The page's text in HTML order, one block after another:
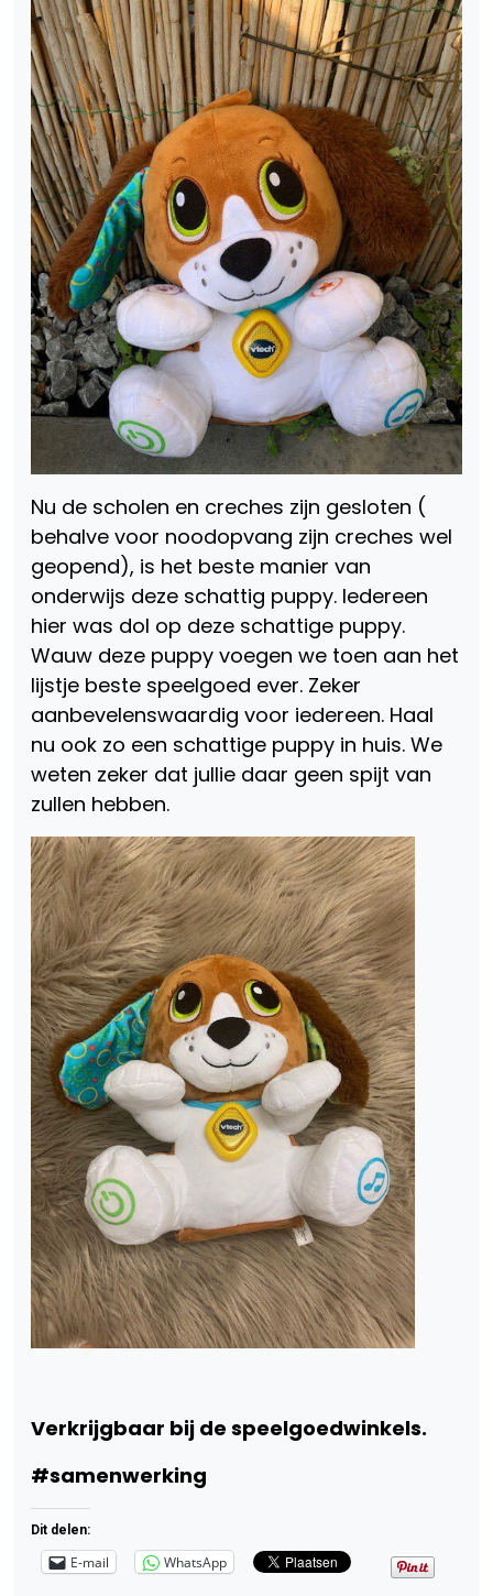
Nu de scholen en creches zijn gesloten (
behalve voor noodopvang zijn creches wel
geopend), is het beste manier van
onderwijs deze schattig puppy. Iedereen
hier was dol op deze schattige puppy.
Wauw deze puppy voegen we toen aan het
lijstje beste speelgoed ever. Zeker
aanbevelenswaardig voor iedereen. Haal
nu ook zo een schattige puppy in huis. We
weten zeker dat jullie daar geen spijt van
zullen hebben.
Verkrijgbaar bij de speelgoedwinkels.
#samenwerking
Dit delen:
E-mail WhatsApp